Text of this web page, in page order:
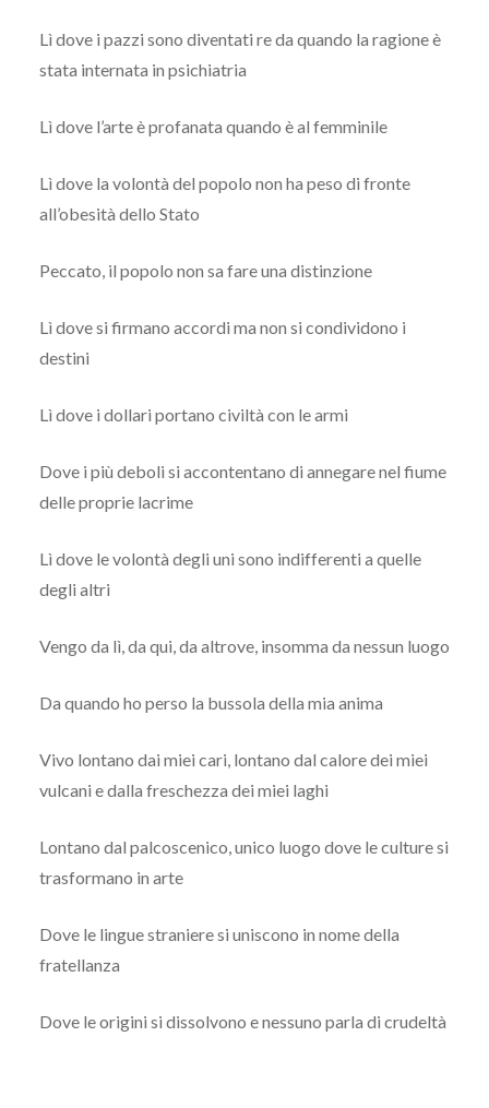
Lì dove i pazzi sono diventati re da quando la ragione è
stata internata in psichiatria
Lì dove l’arte è profanata quando è al femminile
Lì dove la volontà del popolo non ha peso di fronte
all’obesità dello Stato
Peccato, il popolo non sa fare una distinzione
Lì dove si firmano accordi ma non si condividono i
destini
Lì dove i dollari portano civiltà con le armi
Dove i più deboli si accontentano di annegare nel fiume
delle proprie lacrime
Lì dove le volontà degli uni sono indifferenti a quelle
degli altri
Vengo da lì, da qui, da altrove, insomma da nessun luogo
Da quando ho perso la bussola della mia anima
Vivo lontano dai miei cari, lontano dal calore dei miei
vulcani e dalla freschezza dei miei laghi
Lontano dal palcoscenico, unico luogo dove le culture si
trasformano in arte
Dove le lingue straniere si uniscono in nome della
fratellanza
Dove le origini si dissolvono e nessuno parla di crudeltà